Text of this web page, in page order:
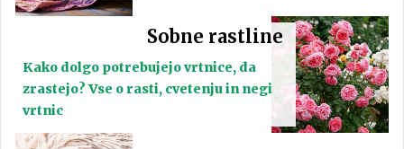
Sobne rastline
Kako dolgo potrebujejo vrtnice, da
zrastejo? Vse o rasti, cvetenju in negi
vrtnic